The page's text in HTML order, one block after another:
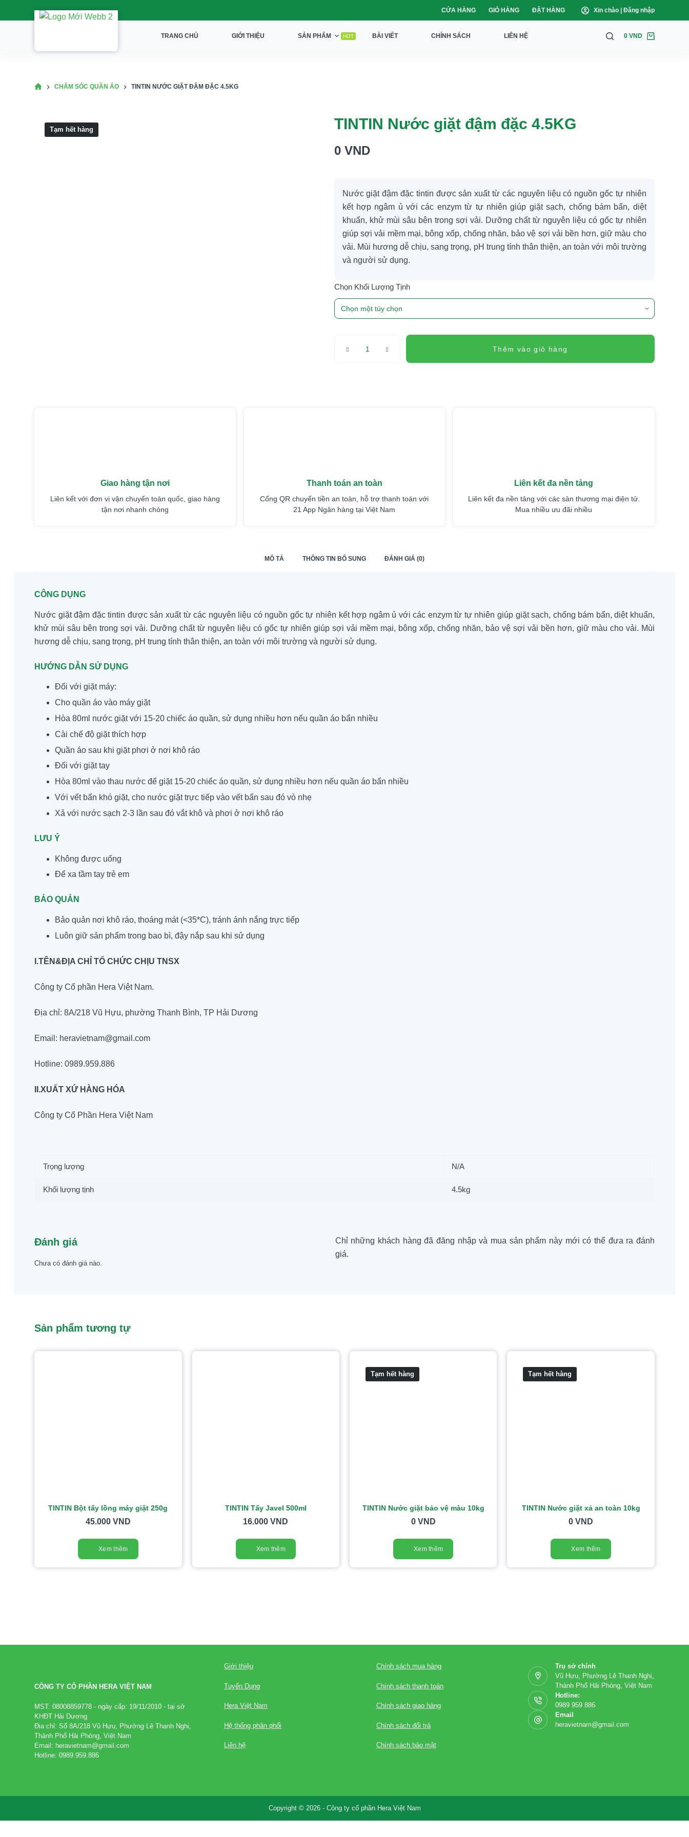
CỬA HÀNG GIỎ HÀNG ĐẶT HÀNG Đăng nhập
TRANG CHỦ GIỚI THIỆU SẢN PHẨM HOT BÀI VIẾT CHÍNH SÁCH LIÊN HỆ 0VND
CHĂM SÓC QUẦN ÁO TINTIN NƯỚC GIẶT ĐẬM ĐẶC 4.5KG
Tạm hết hàng TINTIN Nước giặt đậm đặc 4.5KG
0 VND
Nước giặt đậm đặc tintin được sản xuất từ các nguyên liệu có nguồn gốc tự nhiên
kết hợp ngâm ủ với các enzym từ tự nhiên giúp giặt sạch, chống bám bẩn, diệt
khuẩn, khử mùi sâu bên trong sợi vải. Dưỡng chất từ nguyên liệu có gốc tự nhiên
giúp sợi vải mềm mại, bông xốp, chống nhăn, bảo vệ sợi vải bền hơn, giữ màu cho
vải. Mùi hương dễ chịu, sang trọng, pH trung tính thân thiện, an toàn với môi trường
và người sử dụng.
Khối Lượng Tịnh
Nước
Thêm vào giỏ hàng
Giao hàng tận nơi
Liên kết với đơn vị vận chuyển toàn quốc, giao hàng
tận nơi nhanh chóng
Thanh toán an toàn
Cổng QR chuyển tiền an toàn, hỗ trợ thanh toán với
21 App Ngân hàng tại Việt Nam
Liên kết đa nền tảng
Liên kết đa nền tảng với các sàn thương mại điện tử.
Mua nhiều ưu đãi nhiều
MÔ TẢ THÔNG TIN BỔ SUNG ĐÁNH GIÁ (0)
CÔNG DỤNG
Nước giặt đậm đặc tintin được sản xuất từ các nguyên liệu có nguồn gốc tự nhiên kết hợp ngâm ủ với các enzym từ tự nhiên giúp giặt sạch, chống bám bẩn, diệt khuẩn,
khử mùi sâu bên trong sợi vải. Dưỡng chất từ nguyên liệu có gốc tự nhiên giúp sợi vải mềm mại, bông xốp, chống nhăn, bảo vệ sợi vải bền hơn, giữ màu cho vải. Mùi
hương dễ chịu, sang trọng, pH trung tính thân thiện, an toàn với môi trường và người sử dụng.
HƯỚNG DẪN SỬ DỤNG
Đối với giặt máy:
Cho quần áo vào máy giặt
Hòa 80ml nước giặt với 15-20 chiếc áo quần, sử dụng nhiều hơn nếu quần áo bẩn nhiều
Cài chế độ giặt thích hợp
Quần áo sau khi giặt phơi ở nơi khô ráo
Đối với giặt tay
Hòa 80ml vào thau nước để giặt 15-20 chiếc áo quần, sử dụng nhiều hơn nếu quần áo bẩn nhiều
Với vết bẩn khó giặt, cho nước giặt trực tiếp vào vết bẩn sau đó vò nhẹ
Xả với nước sạch 2-3 lần sau đó vắt khô và phơi ở nơi khô ráo
LƯU Ý
Không được uống
Để xa tầm tay trẻ em
BẢO QUẢN
Bảo quản nơi khô ráo, thoáng mát (<35*C), tránh ánh nắng trực tiếp
Luôn giữ sản phẩm trong bao bì, đậy nắp sau khi sử dụng
I.TÊN&ĐỊA CHỈ TỔ CHỨC CHỊU TNSX
Công ty Cổ phần Hera Việt Nam.
Địa chỉ: 8A/218 Vũ Hựu, phường Thanh Bình, TP Hải Dương
Email: heravietnam@gmail.com
Hotline: 0989.959.886
II.XUẤT XỨ HÀNG HÓA
Công ty Cổ Phần Hera Việt Nam
Trọng lượng N/A
Khối lượng tịnh 4.5kg
Đánh giá
Chưa có đánh giá nào.
Chỉ những khách hàng đã đăng nhập và mua sản phẩm này mới có thể đưa ra đánh
giá.
Sản phẩm tương tự
TINTIN Bột tẩy lồng máy giặt 250g
45.000 VND
Xem thêm
TINTIN Tẩy Javel 500ml
16.000VND
Xem thêm
Tạm hết hàng
TINTIN Nước giặt bảo vệ màu 10kg
0 VND
Xem thêm
Tạm hết hàng
TINTIN Nước giặt xả an toàn 10kg
0VND
Xem thêm
CÔNG TY CỔ PHẦN HERA VIỆT NAM
MST: 08008859778 - ngày cấp: 19/11/2010 - tại sở
KHĐT Hải Dương
Địa chỉ: Số 8A/218 Vũ Hựu, Phường Lê Thanh Nghị,
Thành Phố Hải Phòng, Việt Nam
Email: heravietnam@gmail.com
Hotline: 0989.959.886
Giới thiệu
Tuyển Dụng
Hera Việt Nam
Hệ thống phân phối
Liên hệ
Chính sách mua hàng
Chính sách thanh toán
Chính sách giao hàng
Chính sách đổi trả
Chính sách bảo mật
Trụ sở chính
Vũ Hựu, Phường Lê Thanh Nghị,
Thành Phố Hải Phòng, Việt Nam
Hotline:
0989 959 886
Email
heravietnam@gmail.com
Copyright © 2026 - Công ty cổ phần Hera Việt Nam